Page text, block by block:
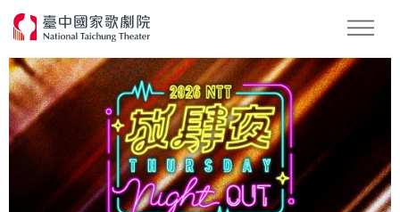
怪美妖仙傳
Podcast
2026 NTT遇見巨人